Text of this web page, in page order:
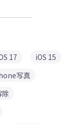
17
iOS 15
写真